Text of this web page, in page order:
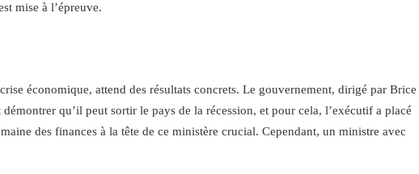
mise à l’épreuve.
économique, attend des résultats concrets. Le gouvernement, dirigé par Brice
qu’il peut sortir le pays de la récession, et pour cela, l’exécutif a placé
des finances à la tête de ce ministère crucial. Cependant, un ministre avec